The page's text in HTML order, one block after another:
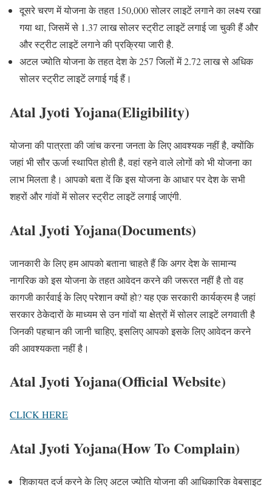
दूसरे चरण में योजना के तहत 150,000 सोलर लाइटें लगाने का लक्ष्य रखा
गया था, जिसमें से 1.37 लाख सोलर स्ट्रीट लाइटें लगाई जा चुकी हैं और
और स्ट्रीट लाइटें लगाने की प्रक्रिया जारी है.
अटल ज्योति योजना के तहत देश के 257 जिलों में 2.72 लाख से अधिक
सोलर स्ट्रीट लाइटें लगाई गई हैं।
Atal Jyoti Yojana(Eligibility)
योजना की पात्रता की जांच करना जनता के लिए आवश्यक नहीं है, क्योंकि
जहां भी सौर ऊर्जा स्थापित होती है, वहां रहने वाले लोगों को भी योजना का
लाभ मिलता है। आपको बता दें कि इस योजना के आधार पर देश के सभी
शहरों और गांवों में सोलर स्ट्रीट लाइटें लगाई जाएंगी.
Atal Jyoti Yojana(Documents)
जानकारी के लिए हम आपको बताना चाहते हैं कि अगर देश के सामान्य
नागरिक को इस योजना के तहत आवेदन करने की जरूरत नहीं है तो वह
कागजी कार्रवाई के लिए परेशान क्यों हो? यह एक सरकारी कार्यक्रम है जहां
सरकार ठेकेदारों के माध्यम से उन गांवों या क्षेत्रों में सोलर लाइटें लगवाती है
जिनकी पहचान की जानी चाहिए, इसलिए आपको इसके लिए आवेदन करने
की आवश्यकता नहीं है।
Atal Jyoti Yojana(Official Website)
CLICK HERE
Atal Jyoti Yojana(How To Complain)
शिकायत दर्ज करने के लिए अटल ज्योति योजना की आधिकारिक वेबसाइट